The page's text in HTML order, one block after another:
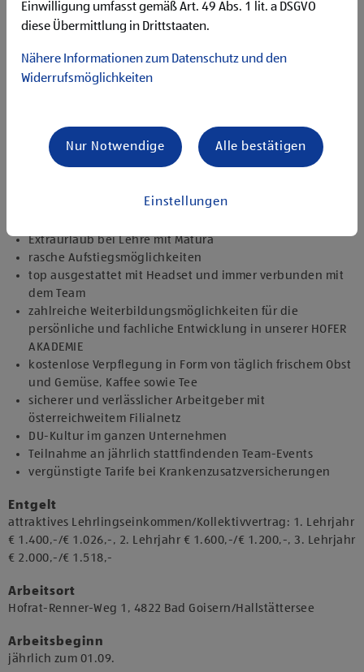
Miteinander
Bereitschaft zu körperlich anspruchsvollen Tätigkeiten
angenehme Einkaufsatmosphäre
zuverlässige und organisierte Arbeitsweise zur
Angebote, die mich überzeugen
1.000 € HOFER Reisen- oder Warengutschein und
zusätzlich 1.500 € bei ausgezeichnetem Erfolg
500 € HOFER Reisen- oder Warengutschein, bestanden:
Extraurlaub bei Lehre mit Matura
rasche Aufstiegsmöglichkeiten
top ausgestattet mit Headset und immer verbunden mit
dem Team
zahlreiche Weiterbildungsmöglichkeiten für die
persönliche und fachliche Entwicklung in unserer HOFER
AKADEMIE
kostenlose Verpflegung in Form von täglich frischem Obst
und Gemüse, Kaffee sowie Tee
sicherer und verlässlicher Arbeitgeber mit
österreichweitem Filialnetz
DU-Kultur im ganzen Unternehmen
Teilnahme an jährlich stattfindenden Team-Events
vergünstigte Tarife bei Krankenzusatzversicherungen
Entgelt
attraktives Lehrlingseinkommen/Kollektivvertrag: 1. Lehrjahr
€ 1.400,-/€ 1.026,-, 2. Lehrjahr € 1.600,-/€ 1.200,-, 3. Lehrjahr
€ 2.000,-/€ 1.518,-
Arbeitsort
​Hofrat-Renner-Weg 1, 4822 Bad Goisern/Hallstättersee​​
Arbeitsbeginn
jährlich zum 01.09.​
Einwilligung umfasst gemäß Art. 49 Abs. 1 lit. a DSGVO
diese Übermittlung in Drittstaaten.
Nähere Informationen zum Datenschutz und den
Widerrufsmöglichkeiten
Einstellungen
Nur Notwendige Alle bestätigen